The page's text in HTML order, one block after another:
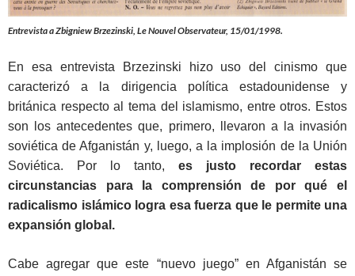
Entrevista a Zbigniew Brzezinski, Le Nouvel Observateur, 15/01/1998.
En esa entrevista Brzezinski hizo uso del cinismo que
caracterizó a la dirigencia política estadounidense y
británica respecto al tema del islamismo, entre otros. Estos
son los antecedentes que, primero, llevaron a la invasión
soviética de Afganistán y, luego, a la implosión de la Unión
Soviética. Por lo tanto, es justo recordar estas
circunstancias para la comprensión de por qué el
radicalismo islámico logra esa fuerza que le permite una
expansión global.
Cabe agregar que este “nuevo juego” en Afganistán se